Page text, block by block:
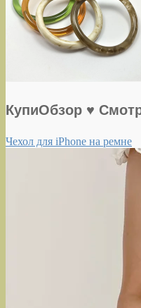
КупиОбзор ♥
Чехол для iPhone на ремне